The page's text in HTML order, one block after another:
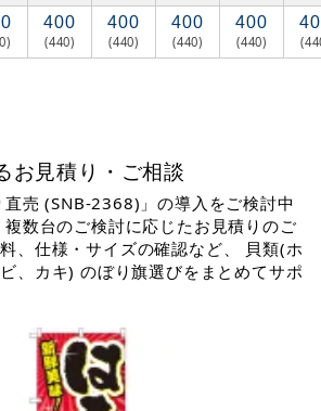
400
(440)
400
(440)
400
(440)
400
(440)
お見積り・ご相談
直売 (SNB-2368)」の導入をご検討中
数台のご検討に応じたお見積りのご
、仕様・サイズの確認など、 貝類(ホ
、カキ) のぼり旗選びをまとめてサポ